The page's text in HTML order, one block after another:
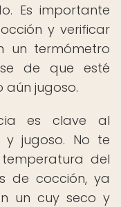
Es importante
y verificar
un termómetro
de que esté
jugoso.
es clave al
jugoso. No te
del
de cocción, ya
un cuy seco y